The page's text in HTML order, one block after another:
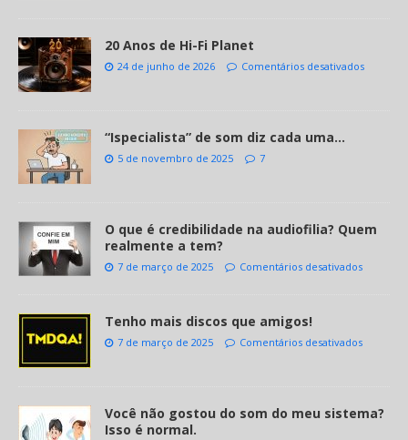
20 Anos de Hi-Fi Planet
24 de junho de 2026 Comentários desativados
“Ispecialista” de som diz cada uma…
5 de novembro de 2025 7
O que é credibilidade na audiofilia? Quem
realmente a tem?
7 de março de 2025 Comentários desativados
Tenho mais discos que amigos!
7 de março de 2025 Comentários desativados
Você não gostou do som do meu sistema?
Isso é normal.